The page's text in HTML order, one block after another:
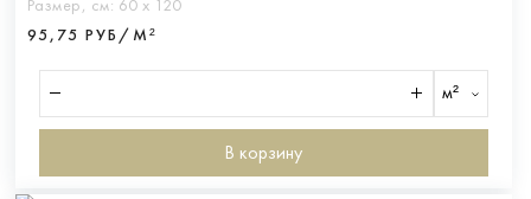
Размер, см: 60 х 120
95,75 РУБ/М²
м²
В корзину